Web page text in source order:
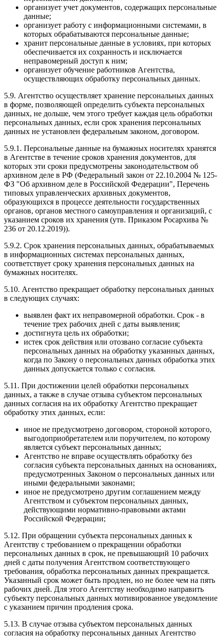
организует учет документов, содержащих персональные
данные;
организует работу с информационными системами, в
которых обрабатываются персональные данные;
хранит персональные данные в условиях, при которых
обеспечивается их сохранность и исключается
неправомерный доступ к ним;
организует обучение работников Агентства,
осуществляющих обработку персональных данных.
5.9. Агентство осуществляет хранение персональных данных
в форме, позволяющей определить субъекта персональных
данных, не дольше, чем этого требует каждая цель обработки
персональных данных, если срок хранения персональных
данных не установлен федеральным законом, договором.
5.9.1. Персональные данные на бумажных носителях хранятся
в Агентстве в течение сроков хранения документов, для
которых эти сроки предусмотрены законодательством об
архивном деле в РФ (Федеральный закон от 22.10.2004 № 125-
ФЗ "Об архивном деле в Российской Федерации", Перечень
типовых управленческих архивных документов,
образующихся в процессе деятельности государственных
органов, органов местного самоуправления и организаций, с
указанием сроков их хранения (утв. Приказом Росархива №
236 от 20.12.2019)).
5.9.2. Срок хранения персональных данных, обрабатываемых
в информационных системах персональных данных,
соответствует сроку хранения персональных данных на
бумажных носителях.
5.10. Агентство прекращает обработку персональных данных
в следующих случаях:
выявлен факт их неправомерной обработки. Срок - в
течение трех рабочих дней с даты выявления;
достигнута цель их обработки;
истек срок действия или отозвано согласие субъекта
персональных данных на обработку указанных данных,
когда по Закону о персональных данных обработка этих
данных допускается только с согласия.
5.11. При достижении целей обработки персональных
данных, а также в случае отзыва субъектом персональных
данных согласия на их обработку Агентство прекращает
обработку этих данных, если:
иное не предусмотрено договором, стороной которого,
выгодоприобретателем или поручителем, по которому
является субъект персональных данных;
Агентство не вправе осуществлять обработку без
согласия субъекта персональных данных на основаниях,
предусмотренных Законом о персональных данных или
иными федеральными законами;
иное не предусмотрено другим соглашением между
Агентством и субъектом персональных данных,
действующими нормативно-правовыми актами
Российской Федерации;
5.12. При обращении субъекта персональных данных к
Агентству с требованием о прекращении обработки
персональных данных в срок, не превышающий 10 рабочих
дней с даты получения Агентством соответствующего
требования, обработка персональных данных прекращается.
Указанный срок может быть продлен, но не более чем на пять
рабочих дней. Для этого Агентству необходимо направить
субъекту персональных данных мотивированное уведомление
с указанием причин продления срока.
5.13. В случае отзыва субъектом персональных данных
согласия на обработку персональных данных Агентство